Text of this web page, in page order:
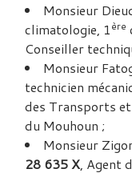
Monsieur
climatologie, 1ère
Conseiller
Monsieur
technicien
des Transports
du Mouhoun ;
Monsieur
28 635 X, Agent